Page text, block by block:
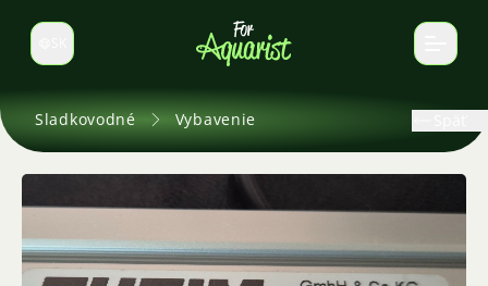
Prepnúť jazyk
Sladkovodné Vybavenie